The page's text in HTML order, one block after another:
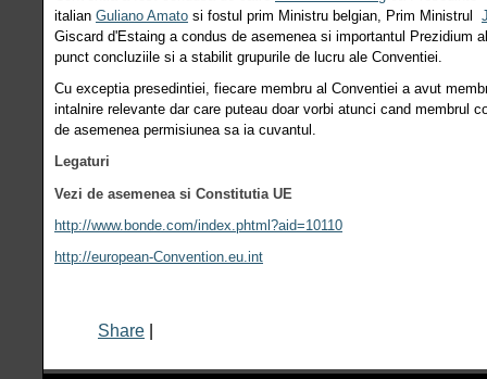
italian Guliano Amato si fostul prim Ministru belgian, Prim Ministrul
Giscard d'Estaing a condus de asemenea si importantul Prezidium
punct concluziile si a stabilit grupurile de lucru ale Conventiei.
Cu exceptia presedintiei, fiecare membru al Conventiei a avut
intalnire relevante dar care puteau doar vorbi atunci cand membrul
de asemenea permisiunea sa ia cuvantul.
Legaturi
Vezi de asemenea si Constitutia UE
http://www.bonde.com/index.phtml?aid=10110
http://european-Convention.eu.int
Share